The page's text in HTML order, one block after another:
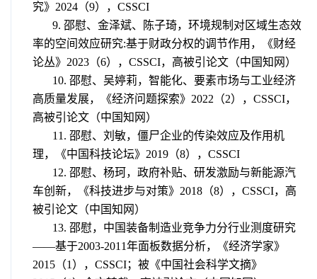
究》 2024 （9）， CSSCI
9. 邵慰、金泽斌、陈子琦，环境规制对区域生态效
率的空间效应研究:基于财政分权的调节作用，《财经
论丛》 2023 （6）， CSSCI，高被引论文（中国知网）
10. 邵慰、吴婷莉，智能化、要素市场与工业经济
高质量发展，《经济问题探索》 2022 （2）， CSSCI，
高被引论文（中国知网）
11. 邵慰、刘敏，僵尸企业的传染效应及作用机
理，《中国科技论坛》 2019 （8）， CSSCI
12. 邵慰、杨珂，政府补贴、研发激励与新能源汽
车创新，《科技进步与对策》 2018 （8）， CSSCI，高
被引论文（中国知网）
13. 邵慰，中国装备制造业竞争力分行业测度研究
——基于2003-2011年面板数据分析，《经济学家》
2015 （1 ）， CSSCI；被《中国社会科学文摘》